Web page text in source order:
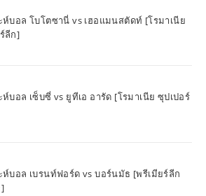
ห์บอล โบโตซานี่ vs เฮอแมนสตัดท์ [โรมาเนีย
ลีก]
ห์บอล เซ็บซี่ vs ยูทีเอ อารัด [โรมาเนีย ซุปเปอร์
ห์บอล เบรนท์ฟอร์ด vs บอร์นมัธ [พรีเมียร์ลีก